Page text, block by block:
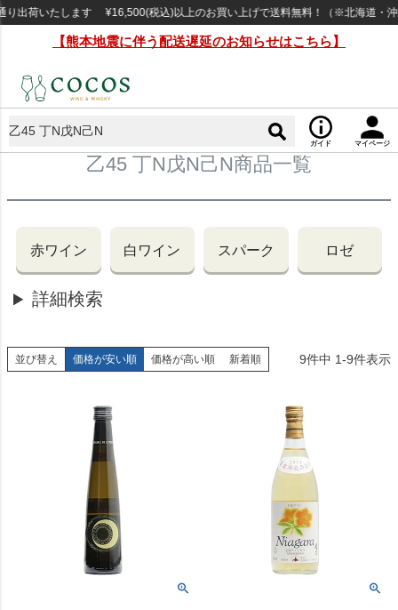
出荷いたします ¥16,500(税込)以上のお買い上げで送料無料！（※北海道・沖
【熊本地震に伴う配送遅延のお知らせはこちら】
ガイド マイページ
乙45 丁N戊N己N商品一覧
赤ワイン 白ワイン スパーク ロゼ
詳細検索
並び替え 価格が安い順 価格が高い順 新着順 9件中 1-9件表示